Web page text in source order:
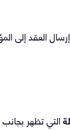
العقد إلى
التي تظهر بجانب